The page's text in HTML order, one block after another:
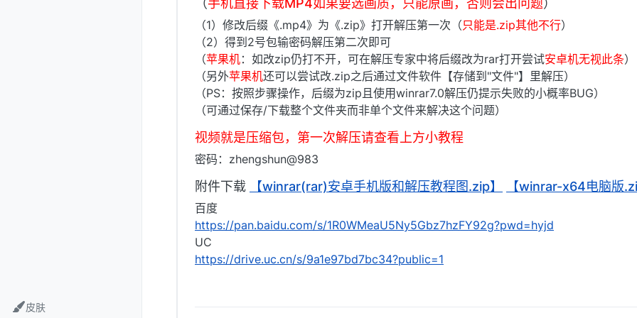
皮肤
（手机直接下载MP4如果要选画质，只能原画，否则会出问题）
（1）修改后缀《.mp4》为《.zip》打开解压第一次（只能是.zip其他不行）
（2）得到2号包输密码解压第二次即可
（苹果机：如改zip仍打不开，可在解压专家中将后缀改为rar打开尝试安卓机无视此条）
（另外苹果机还可以尝试改.zip之后通过文件软件【存储到"文件"】里解压）
（PS：按照步骤操作，后缀为zip且使用winrar7.0解压仍提示失败的小概率BUG）
（可通过保存/下载整个文件夹而非单个文件来解决这个问题）
视频就是压缩包，第一次解压请查看上方小教程
密码：zhengshun@983
附件下载 【winrar(rar)安卓手机版和解压教程图.zip】 【winrar-x64电脑版
百度
https://pan.baidu.com/s/1R0WMeaU5Ny5Gbz7hzFY92g?pwd=hyjd
UC
https://drive.uc.cn/s/9a1e97bd7bc34?public=1